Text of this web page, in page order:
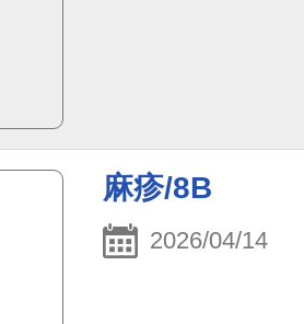
麻疹/8B
2026/04/14